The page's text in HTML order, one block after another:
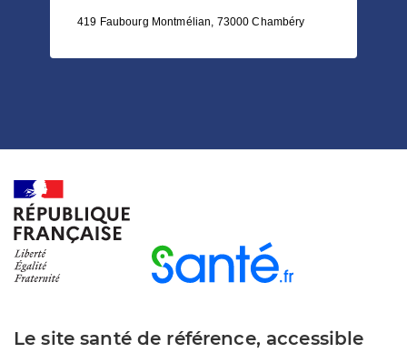
419 Faubourg Montmélian, 73000 Chambéry
Le site santé de référence, accessible